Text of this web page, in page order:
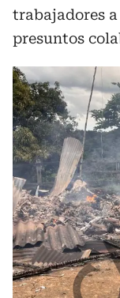
trabajadores
presuntos